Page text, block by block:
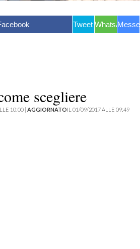
Tweet WhatsApp
scegliere
10:00 | AGGIORNATOIL 01/09/2017 ALLE 09:49